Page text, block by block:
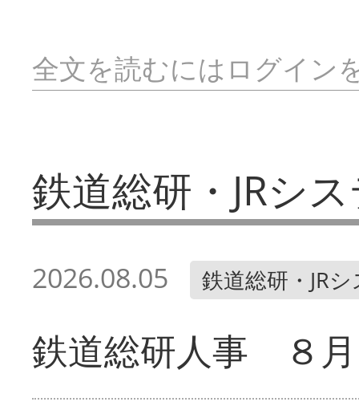
全文を読むにはログイン
鉄道総研・JRシ
2026.08.05 鉄道総研・JR
鉄道総研人事 ８